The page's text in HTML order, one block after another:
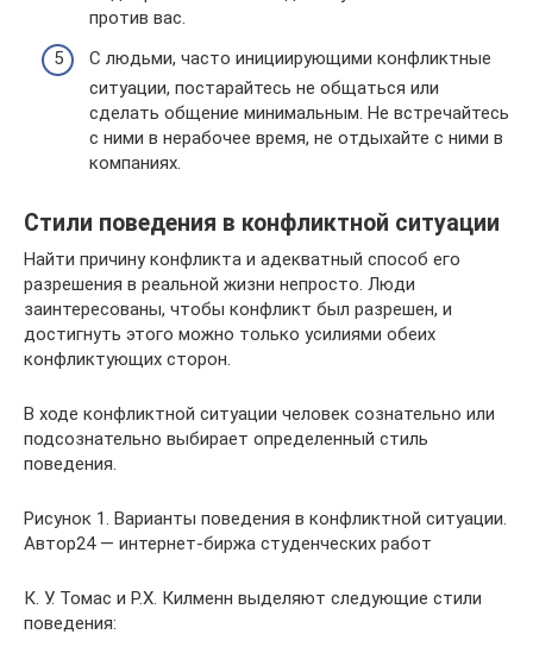
против вас.
С людьми, часто инициирующими конфликтные
ситуации, постарайтесь не общаться или
сделать общение минимальным. Не встречайтесь
с ними в нерабочее время, не отдыхайте с ними в
компаниях.
Стили поведения в конфликтной ситуации
Найти причину конфликта и адекватный способ его
разрешения в реальной жизни непросто. Люди
заинтересованы, чтобы конфликт был разрешен, и
достигнуть этого можно только усилиями обеих
конфликтующих сторон.
В ходе конфликтной ситуации человек сознательно или
подсознательно выбирает определенный стиль
поведения.
Рисунок 1. Варианты поведения в конфликтной ситуации.
Автор24 — интернет-биржа студенческих работ
К. У. Томас и Р.Х. Килменн выделяют следующие стили
поведения: